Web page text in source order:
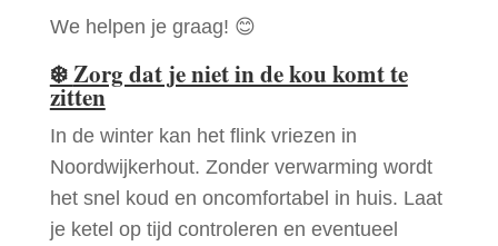
We helpen je graag! 😊
❄️Zorg dat je niet in de kou komt te
zitten
In de winter kan het flink vriezen in
Noordwijkerhout. Zonder verwarming wordt
het snel koud en oncomfortabel in huis. Laat
je ketel op tijd controleren en eventueel